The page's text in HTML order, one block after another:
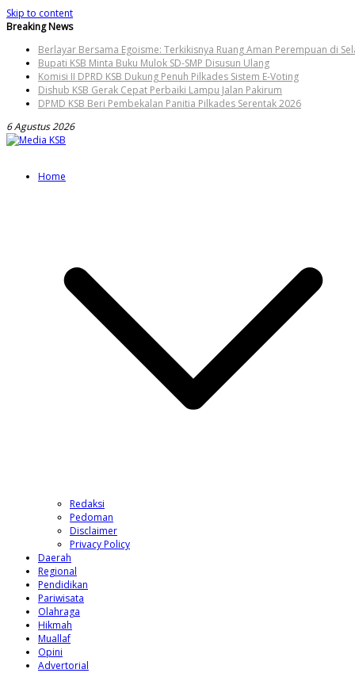
Skip to content
Breaking News
Berlayar Bersama Egoisme: Terkikisnya Ruang Aman Perempuan di
Bupati KSB Minta Buku Mulok SD-SMP Disusun Ulang
Komisi II DPRD KSB Dukung Penuh Pilkades Sistem E-Voting
Dishub KSB Gerak Cepat Perbaiki Lampu Jalan Pakirum
DPMD KSB Beri Pembekalan Panitia Pilkades Serentak 2026
6 Agustus 2026
Home
Redaksi
Pedoman
Disclaimer
Privacy Policy
Daerah
Regional
Pendidikan
Pariwisata
Olahraga
Hikmah
Muallaf
Opini
Advertorial